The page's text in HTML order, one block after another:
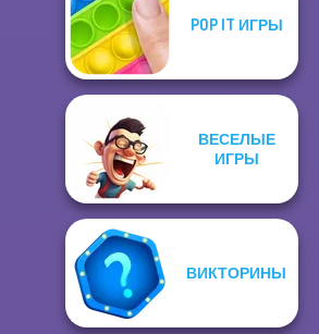
POP IT ИГРЫ
ВЕСЕЛЫЕ
ИГРЫ
ВИКТОРИНЫ